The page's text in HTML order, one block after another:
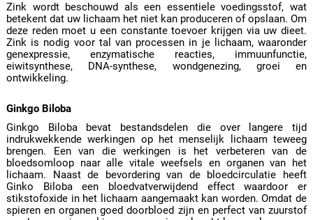
Zink wordt beschouwd als een essentiele voedingsstof, wat
betekent dat uw lichaam het niet kan produceren of opslaan. Om
deze reden moet u een constante toevoer krijgen via uw dieet.
Zink is nodig voor tal van processen in je lichaam, waaronder
genexpressie, enzymatische reacties, immuunfunctie,
eiwitsynthese, DNA-synthese, wondgenezing, groei en
ontwikkeling.
Ginkgo Biloba
Ginkgo Biloba bevat bestandsdelen die over langere tijd
indrukwekkende werkingen op het menselijk lichaam teweeg
brengen. Een van die werkingen is het verbeteren van de
bloedsomloop naar alle vitale weefsels en organen van het
lichaam. Naast de bevordering van de bloedcirculatie heeft
Ginko Biloba een bloedvatverwijdend effect waardoor er
stikstofoxide in het lichaam aangemaakt kan worden. Omdat de
spieren en organen goed doorbloed zijn en perfect van zuurstof